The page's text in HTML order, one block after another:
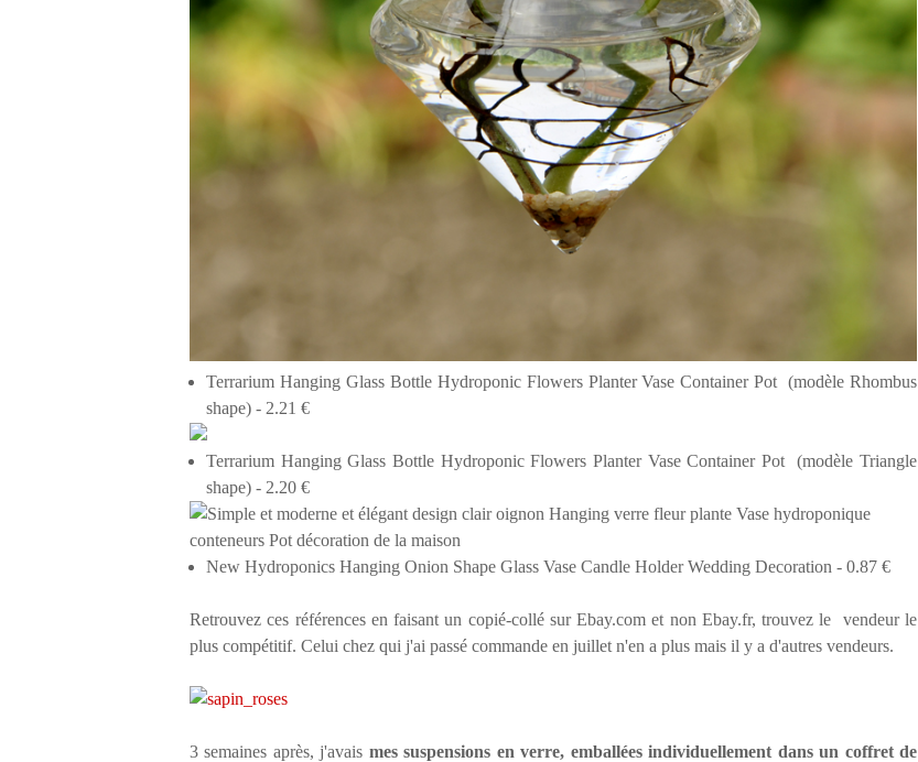
Terrarium Hanging Glass Bottle Hydroponic Flowers Planter Vase Container Pot (modèle Rhombus
shape) - 2.21 €
Terrarium Hanging Glass Bottle Hydroponic Flowers Planter Vase Container Pot (modèle Triangle
shape) - 2.20 €
New Hydroponics Hanging Onion Shape Glass Vase Candle Holder Wedding Decoration - 0.87 €
Retrouvez ces références en faisant un copié-collé sur Ebay.com et non Ebay.fr, trouvez le vendeur le
plus compétitif. Celui chez qui j'ai passé commande en juillet n'en a plus mais il y a d'autres vendeurs.
3 semaines après, j'avais mes suspensions en verre, emballées individuellement dans un coffret de